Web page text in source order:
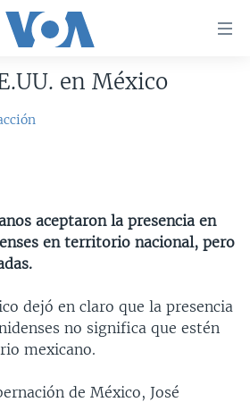
RUSIA
LATINA
en México
aceptaron la presencia en
en territorio nacional, pero
dejó en claro que la presencia
no significa que estén
mexicano.
de México, José